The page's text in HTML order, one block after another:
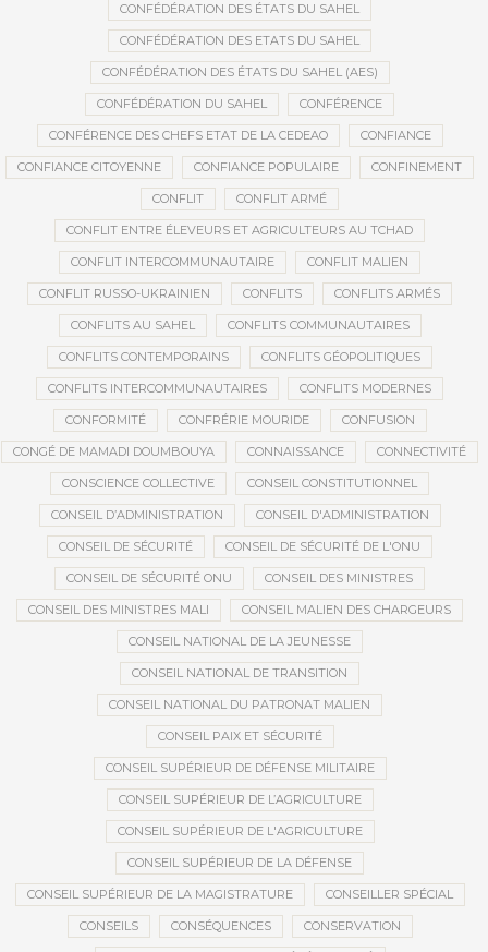
CONFÉDÉRATION DES ÉTATS DU SAHEL
CONFÉDÉRATION DES ETATS DU SAHEL
CONFÉDÉRATION DES ÉTATS DU SAHEL (AES)
CONFÉDÉRATION DU SAHEL CONFÉRENCE
CONFÉRENCE DES CHEFS ETAT DE LA CEDEAO CONFIANCE
CONFIANCE CITOYENNE CONFIANCE POPULAIRE CONFINEMENT
CONFLIT CONFLIT ARMÉ
CONFLIT ENTRE ÉLEVEURS ET AGRICULTEURS AU TCHAD
CONFLIT INTERCOMMUNAUTAIRE CONFLIT MALIEN
CONFLIT RUSSO-UKRAINIEN CONFLITS CONFLITS ARMÉS
CONFLITS AU SAHEL CONFLITS COMMUNAUTAIRES
CONFLITS CONTEMPORAINS CONFLITS GÉOPOLITIQUES
CONFLITS INTERCOMMUNAUTAIRES CONFLITS MODERNES
CONFORMITÉ CONFRÉRIE MOURIDE CONFUSION
CONGÉ DE MAMADI DOUMBOUYA CONNAISSANCE CONNECTIVITÉ
CONSCIENCE COLLECTIVE CONSEIL CONSTITUTIONNEL
CONSEIL D’ADMINISTRATION CONSEIL D'ADMINISTRATION
CONSEIL DE SÉCURITÉ CONSEIL DE SÉCURITÉ DE L'ONU
CONSEIL DE SÉCURITÉ ONU CONSEIL DES MINISTRES
CONSEIL DES MINISTRES MALI CONSEIL MALIEN DES CHARGEURS
CONSEIL NATIONAL DE LA JEUNESSE
CONSEIL NATIONAL DE TRANSITION
CONSEIL NATIONAL DU PATRONAT MALIEN
CONSEIL PAIX ET SÉCURITÉ
CONSEIL SUPÉRIEUR DE DÉFENSE MILITAIRE
CONSEIL SUPÉRIEUR DE L’AGRICULTURE
CONSEIL SUPÉRIEUR DE L'AGRICULTURE
CONSEIL SUPÉRIEUR DE LA DÉFENSE
CONSEIL SUPÉRIEUR DE LA MAGISTRATURE CONSEILLER SPÉCIAL
CONSEILS CONSÉQUENCES CONSERVATION